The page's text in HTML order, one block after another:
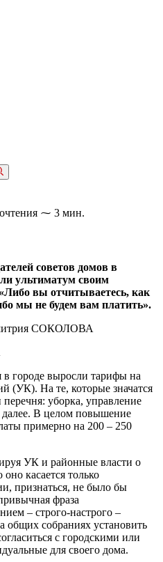
⁓ 3 мин.
советов домов в
ультиматум своим
вы отчитываетесь, как
мы не будем вам платить».
городе выросли тарифы на
(УК). На те, которые значатся
уборка, управление
В целом повышение
примерно на 200 – 250
УК и районные власти о
касается только
признаться, не было бы
фраза
– строго-настрого –
общих собраниях установить
с городскими или
для своего дома.